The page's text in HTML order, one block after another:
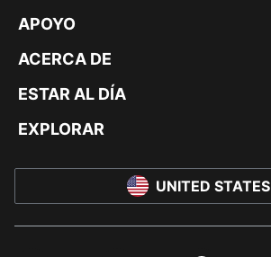
APOYO
ACERCA DE
ESTAR AL DÍA
EXPLORAR
UNITED STATES